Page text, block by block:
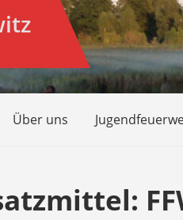
Über uns